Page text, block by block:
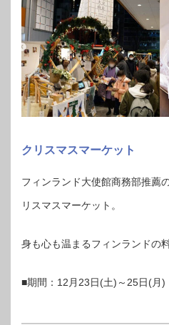
クリスマスマーケット
フィンランド大使館商務部推薦
リスマスマーケット。
身も心も温まるフィンランドの
■期間：12月23日(土)～25日(